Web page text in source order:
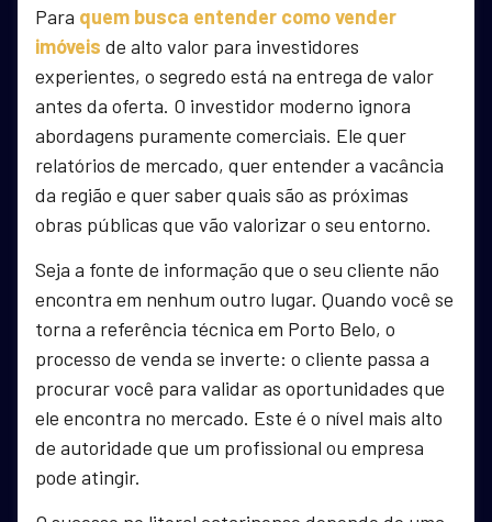
Para quem busca entender como vender
imóveis de alto valor para investidores
experientes, o segredo está na entrega de valor
antes da oferta. O investidor moderno ignora
abordagens puramente comerciais. Ele quer
relatórios de mercado, quer entender a vacância
da região e quer saber quais são as próximas
obras públicas que vão valorizar o seu entorno.
Seja a fonte de informação que o seu cliente não
encontra em nenhum outro lugar. Quando você se
torna a referência técnica em Porto Belo, o
processo de venda se inverte: o cliente passa a
procurar você para validar as oportunidades que
ele encontra no mercado. Este é o nível mais alto
de autoridade que um profissional ou empresa
pode atingir.